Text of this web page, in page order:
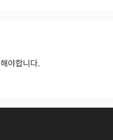
해야합니다.